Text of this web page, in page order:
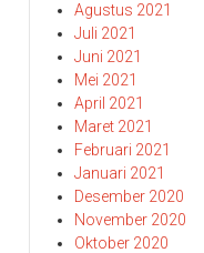
Agustus 2021
Juli 2021
Juni 2021
Mei 2021
April 2021
Maret 2021
Februari 2021
Januari 2021
Desember 2020
November 2020
Oktober 2020